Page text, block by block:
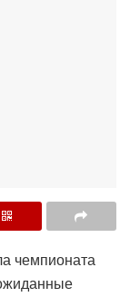
чемпионата